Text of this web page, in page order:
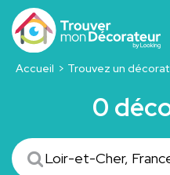
Accueil Trouvez un
0